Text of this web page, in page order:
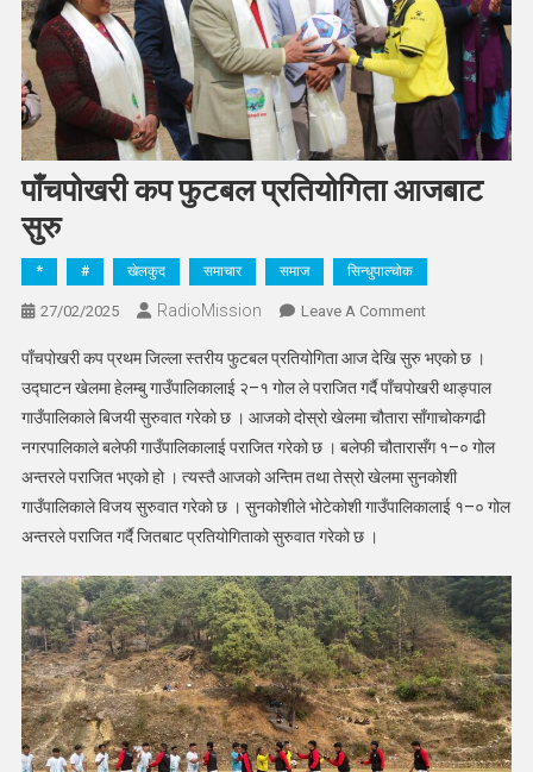
पाँचपोखरी कप फुटबल प्रतियोगिता आजबाट
सुरु
* # खेलकुद समाचार समाज सिन्धुपाल्चोक
27/02/2025 RadioMission Leave A CommentOn
कप
फुटबल
प्रतियोगिता
आजबाट
सुरु
पाँचपोखरी कप प्रथम जिल्ला स्तरीय फुटबल प्रतियोगिता आज देखि सुरु भएको छ ।
उद्घाटन खेलमा हेलम्बु गाउँपालिकालाई २–१ गोल ले पराजित गर्दै पाँचपोखरी थाङ्पाल
गाउँपालिकाले बिजयी सुरुवात गरेको छ । आजको दोस्रो खेलमा चौतारा साँगाचोकगढी
नगरपालिकाले बलेफी गाउँपालिकालाई पराजित गरेको छ । बलेफी चौतारासँग १–० गोल
अन्तरले पराजित भएको हो । त्यस्तै आजको अन्तिम तथा तेस्रो खेलमा सुनकोशी
गाउँपालिकाले विजय सुरुवात गरेको छ । सुनकोशीले भोटेकोशी गाउँपालिकालाई १–० गोल
अन्तरले पराजित गर्दै जितबाट प्रतियोगिताको सुरुवात गरेको छ ।